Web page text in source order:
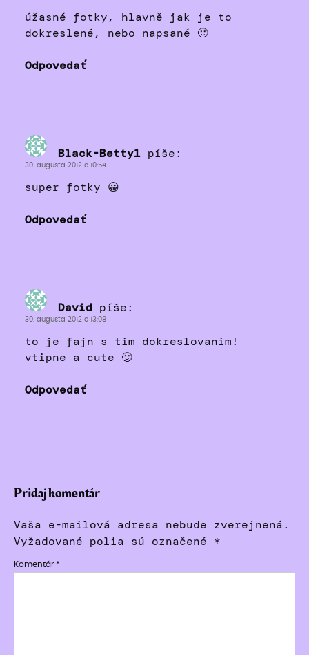
úžasné fotky, hlavně jak je to
dokreslené, nebo napsané 🙂
Odpovedať
Black-Betty1 píše:
30. augusta 2012 o 10:54
super fotky 😀
Odpovedať
David píše:
30. augusta 2012 o 13:08
to je fajn s tim dokreslovanim!
vtipne a cute 🙂
Odpovedať
Pridaj komentár
Vaša e-mailová adresa nebude zverejnená.
Vyžadované polia sú označené *
Komentár *